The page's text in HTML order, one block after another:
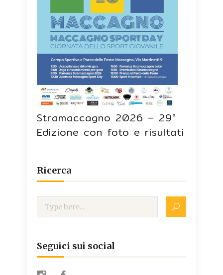
Stramaccagno 2026 – 29°
Edizione con foto e risultati
Ricerca
Seguici sui social